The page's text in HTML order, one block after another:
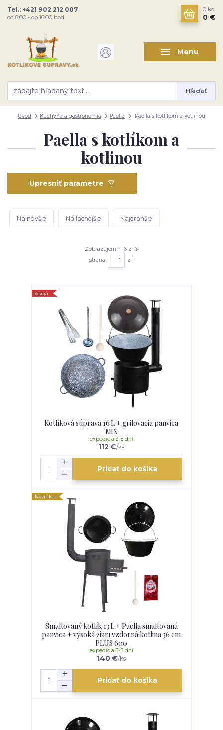
Menu
Hľadať
Tel.: +421 902 212 007
od 8:00 - do 16:00 hod
0 ks
0 €
Úvod Kuchyňa a gastronómia Paella Paella s kotlíkom a kotlinou
Paella s kotlíkom a
kotlinou
Upresniť parametre
Najnovšie Najlacnejšie Najdrahšie
Zobrazujem 1-16 z 16
strana
z 1
Akcia
Kotlíková súprava 16 L + grilovacia panvica
MIX
112 €/ks
expedícia 3-5 dní
Pridať do košíka
Novinka
Smaltovaný kotlík 13 L + Paella smaltovaná
panvica + vysoká žiaruvzdorná kotlina 36 cm
PLUS 600
140 €/ks
expedícia 3-5 dní
Pridať do košíka